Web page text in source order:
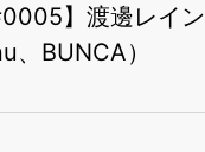
】渡邊レイン
、BUNCA）